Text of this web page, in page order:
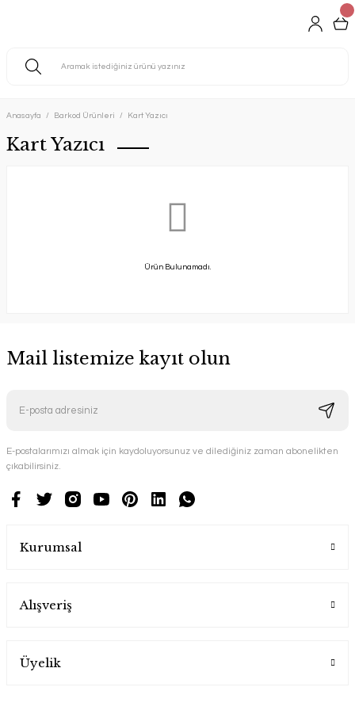
Anasayfa Barkod Ürünleri Kart Yazıcı
Kart Yazıcı
Ürün Bulunamadı.
Mail listemize kayıt olun
E-postalarımızı almak için kaydoluyorsunuz ve dilediğiniz zaman abonelikten
çıkabilirsiniz.
Kurumsal
Alışveriş
Üyelik